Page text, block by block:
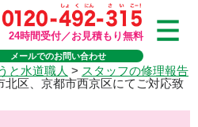
24時間受付／お見積もり無料
メールでのお問い合わせ
と水道職人 > スタッフの修理報告
北区、京都市西京区にてご対応致